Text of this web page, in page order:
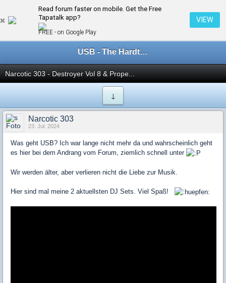
Read forum faster on mobile. Get the Free
Tapatalk app?
FREE - on Google Play
VIEW
← USB-Member [All Styles]
USB - The Hardtechno Family
Narcotic 303 - Destroyer Vol 8 & Prope...
↓
Narcotic 303
23. Jul. 2024
Was geht USB? Ich war lange nicht mehr da und wahrscheinlich geht
es hier bei dem Andrang vom Forum, ziemlich schnell unter
Wir werden älter, aber verlieren nicht die Liebe zur Musik.
Hier sind mal meine 2 aktuellsten DJ Sets. Viel Spaß!